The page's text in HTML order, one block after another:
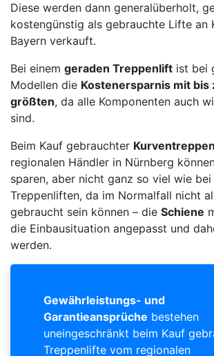
Diese werden dann generalüberholt,
kostengünstig als gebrauchte Lifte an
Bayern verkauft.
Bei einem geraden Treppenlift ist bei
Modellen die Kostenersparnis mit bis
größten, da alle Komponenten auch
sind.
Beim Kauf gebrauchter
regionalen Händler in Nürnberg
sparen, aber nicht ganz so viel wie
Treppenliften, da im Normalfall nicht
gebraucht sein können – die Schiene
die Einbausituation angepasst und
werden.
Gewährleistungs- und
Garantieansprüche bestehen
uneingeschränkt beim Kauf
Treppenlifte vom regionalen